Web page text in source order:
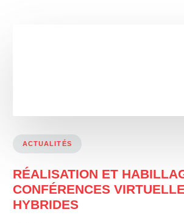
ACTUALITÉS
RÉALISATION ET
CONFÉRENCES
HYBRIDES